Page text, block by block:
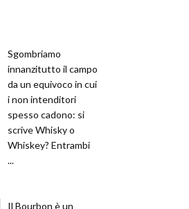
Sgombriamo
innanzitutto il campo
da un equivoco in cui
i non intenditori
spesso cadono: si
scrive Whisky o
Whiskey? Entrambi
...
Il Bourbon è un